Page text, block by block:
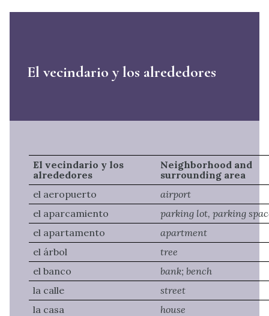
El vecindario y los alrededores
El vecindario y los
alrededores
Neighborhood and
surrounding area
el aeropuerto
airport
el aparcamiento
parking lot, parking
el apartamento
apartment
el árbol
tree
el banco
bank; bench
la calle
street
la casa
house